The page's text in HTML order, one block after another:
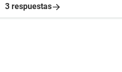
3 respuestas